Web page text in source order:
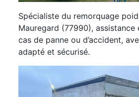
Spécialiste du remorquage
Mauregard (77990), assistance
cas de panne ou d’accident,
adapté et sécurisé.